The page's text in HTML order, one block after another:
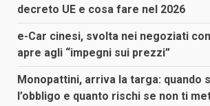
decreto UE e cosa fare nel 2026
e-Car cinesi, svolta nei negoziati
apre agli “impegni sui prezzi”
Monopattini, arriva la targa: quando
l’obbligo e quanto rischi se non ti